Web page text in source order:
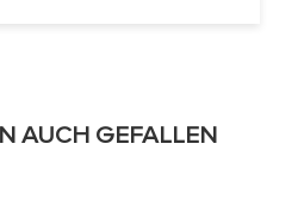
AUCH GEFALLEN